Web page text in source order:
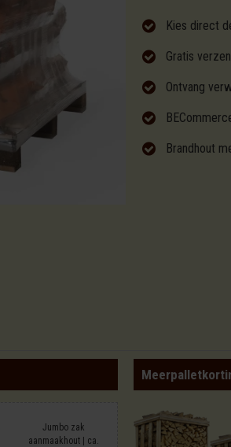
Kies direct
Gratis
Ontvang
Brandhout
Jumbo zak
aanmaakhout | ca.